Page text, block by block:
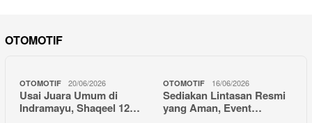
OTOMOTIF
OTOMOTIF 20/06/2026
Usai Juara Umum di
Indramayu, Shaqeel 12…
OTOMOTIF 16/06/2026
Sediakan Lintasan Resmi
yang Aman, Event…